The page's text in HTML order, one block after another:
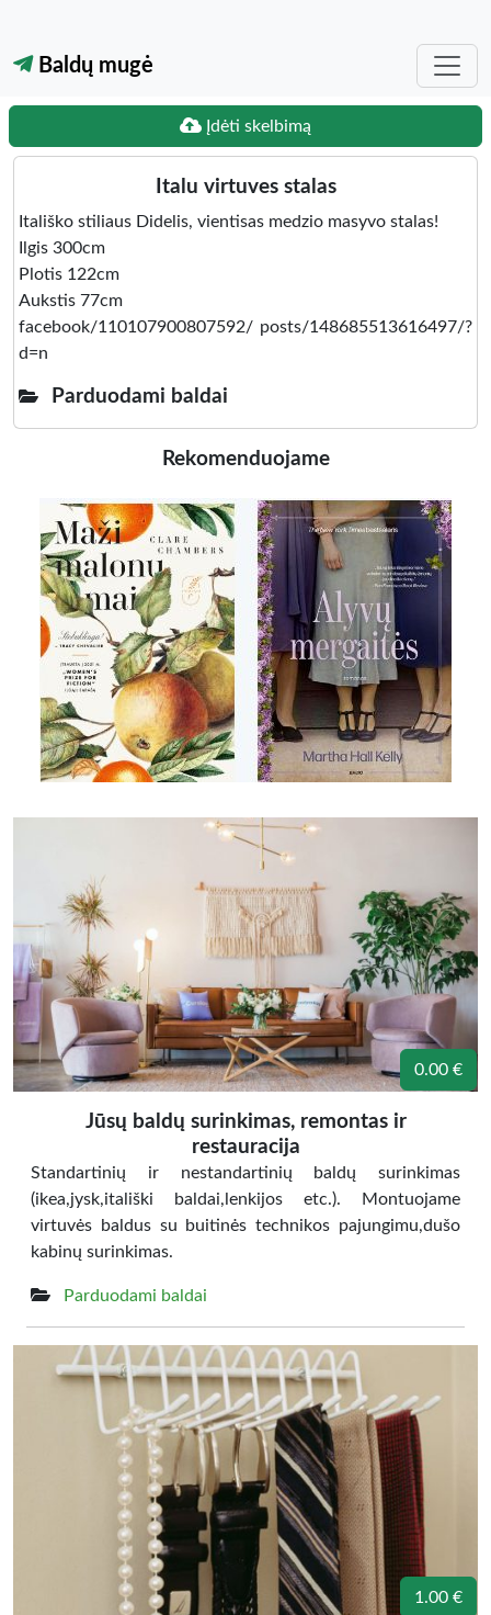
Baldų mugė
Įdėti skelbimą
Italu virtuves stalas
Itališko stiliaus Didelis, vientisas medzio masyvo stalas!
Ilgis 300cm
Plotis 122cm
Aukstis 77cm
facebook/110107900807592/ posts/148685513616497/?
d=n
Parduodami baldai
Rekomenduojame
0.00 €
Jūsų baldų surinkimas, remontas ir
restauracija
Standartinių ir nestandartinių baldų surinkimas
(ikea,jysk,itališki baldai,lenkijos etc.). Montuojame
virtuvės baldus su buitinės technikos pajungimu,dušo
kabinų surinkimas.
Parduodami baldai
1.00 €